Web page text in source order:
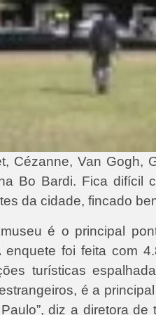
Cézanne, Van Gogh,
Bo Bardi. Fica difícil
da cidade, fincado
é o principal
enquete foi feita com
turísticas
é a
diz a diretora